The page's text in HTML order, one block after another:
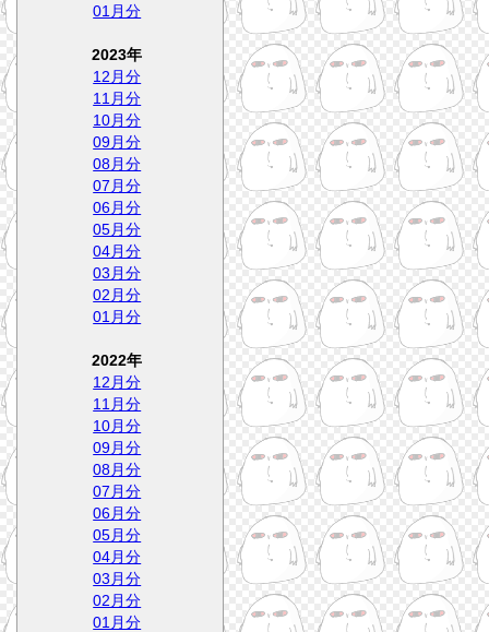
01月分
2023年
12月分
11月分
10月分
09月分
08月分
07月分
06月分
05月分
04月分
03月分
02月分
01月分
2022年
12月分
11月分
10月分
09月分
08月分
07月分
06月分
05月分
04月分
03月分
02月分
01月分